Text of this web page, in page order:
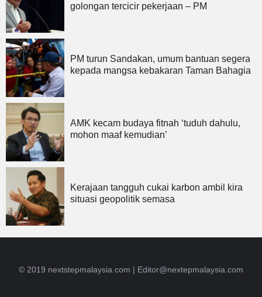
golongan tercicir pekerjaan – PM
PM turun Sandakan, umum bantuan segera
kepada mangsa kebakaran Taman Bahagia
AMK kecam budaya fitnah ‘tuduh dahulu,
mohon maaf kemudian’
Kerajaan tangguh cukai karbon ambil kira
situasi geopolitik semasa
© 2019 nextstepmalaysia.com | Editor@nextepmalaysia.com